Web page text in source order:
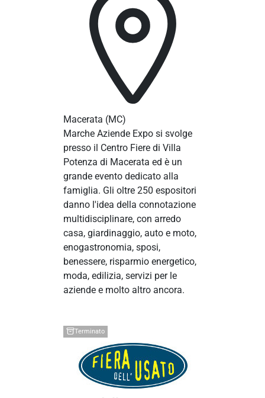
Macerata (MC)
Marche Aziende Expo si svolge
presso il Centro Fiere di Villa
Potenza di Macerata ed è un
grande evento dedicato alla
famiglia. Gli oltre 250 espositori
danno l'idea della connotazione
multidisciplinare, con arredo
casa, giardinaggio, auto e moto,
enogastronomia, sposi,
benessere, risparmio energetico,
moda, edilizia, servizi per le
aziende e molto altro ancora.
Terminato